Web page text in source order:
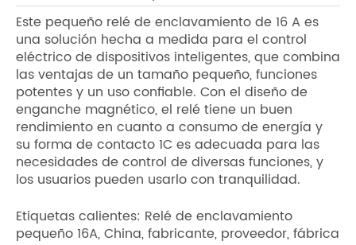
Este pequeño relé de enclavamiento de 16 A es
una solución hecha a medida para el control
eléctrico de dispositivos inteligentes, que combina
las ventajas de un tamaño pequeño, funciones
potentes y un uso confiable. Con el diseño de
enganche magnético, el relé tiene un buen
rendimiento en cuanto a consumo de energía y
su forma de contacto 1C es adecuada para las
necesidades de control de diversas funciones, y
los usuarios pueden usarlo con tranquilidad.
Etiquetas calientes: Relé de enclavamiento
pequeño 16A, China, fabricante, proveedor, fábrica